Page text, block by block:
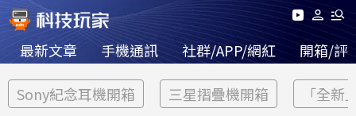
最新文章 手機通訊 社群/APP/網紅 開箱/評
Sony紀念耳機開箱 三星摺疊機開箱 「全新